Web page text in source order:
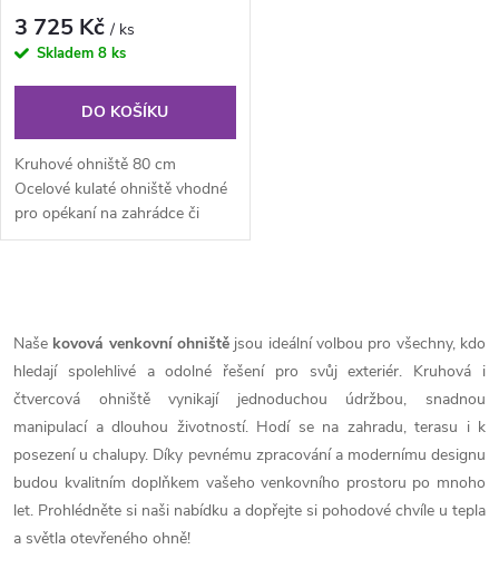
3 725 Kč/ ks
Skladem 8 ks
DO KOŠÍKU
Kruhové ohniště 80 cm
Ocelové kulaté ohniště vhodné
pro opékaní na zahrádce či
chatě. Velkou výhodou je
v
l
á
d
a
Naše kovová venkovní ohniště jsou ideální volbou pro všechny, kdo
hledají spolehlivé a odolné řešení pro svůj exteriér. Kruhová i
čtvercová ohniště vynikají jednoduchou údržbou, snadnou
manipulací a dlouhou životností. Hodí se na zahradu, terasu i k
posezení u chalupy. Díky pevnému zpracování a modernímu designu
budou kvalitním doplňkem vašeho venkovního prostoru po mnoho
let. Prohlédněte si naši nabídku a dopřejte si pohodové chvíle u tepla
a světla otevřeného ohně!